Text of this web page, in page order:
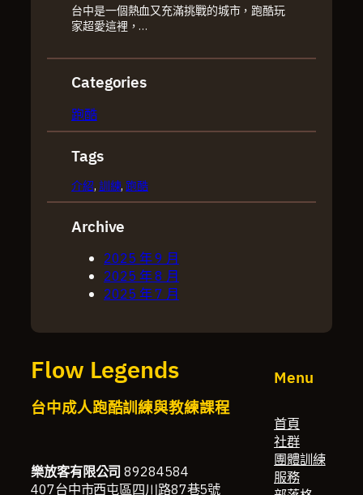
台中是一個熱血又充滿挑戰的城市，跑酷玩
家超愛這裡，…
Categories
跑酷
Tags
介紹, 訓練, 跑酷
Archive
2025 年 9 月
2025 年 8 月
2025 年 7 月
Flow Legends
台中成人跑酷訓練與教練課程
樂放客有限公司 89284584
407台中市西屯區四川路87巷5號
Menu
首頁
社群
團體訓練
服務